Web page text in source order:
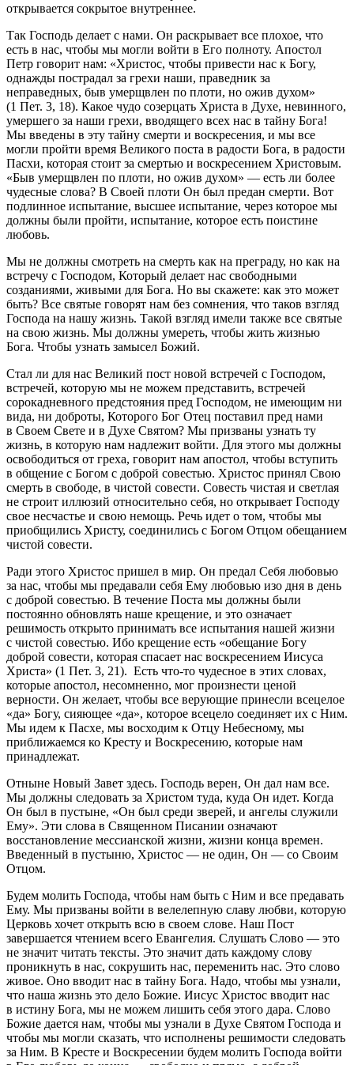
открывается сокрытое внутреннее.
Так Господь делает с нами. Он раскрывает все плохое, что
есть в нас, чтобы мы могли войти в Его полноту. Апостол
Петр говорит нам: «Христос, чтобы привести нас к Богу,
однажды пострадал за грехи наши, праведник за
неправедных, быв умерщвлен по плоти, но ожив духом»
(1 Пет. 3, 18). Какое чудо созерцать Христа в Духе, невинного,
умершего за наши грехи, вводящего всех нас в тайну Бога!
Мы введены в эту тайну смерти и воскресения, и мы все
могли пройти время Великого поста в радости Бога, в радости
Пасхи, которая стоит за смертью и воскресением Христовым.
«Быв умерщвлен по плоти, но ожив духом» — есть ли более
чудесные слова? В Своей плоти Он был предан смерти. Вот
подлинное испытание, высшее испытание, через которое мы
должны были пройти, испытание, которое есть поистине
любовь.
Мы не должны смотреть на смерть как на преграду, но как на
встречу с Господом, Который делает нас свободными
созданиями, живыми для Бога. Но вы скажете: как это может
быть? Все святые говорят нам без сомнения, что таков взгляд
Господа на нашу жизнь. Такой взгляд имели также все святые
на свою жизнь. Мы должны умереть, чтобы жить жизнью
Бога. Чтобы узнать замысел Божий.
Стал ли для нас Великий пост новой встречей с Господом,
встречей, которую мы не можем представить, встречей
сорокадневного предстояния пред Господом, не имеющим ни
вида, ни доброты, Которого Бог Отец поставил пред нами
в Своем Свете и в Духе Святом? Мы призваны узнать ту
жизнь, в которую нам надлежит войти. Для этого мы должны
освободиться от греха, говорит нам апостол, чтобы вступить
в общение с Богом с доброй совестью. Христос принял Свою
смерть в свободе, в чистой совести. Совесть чистая и светлая
не строит иллюзий относительно себя, но открывает Господу
свое несчастье и свою немощь. Речь идет о том, чтобы мы
приобщились Христу, соединились с Богом Отцом обещанием
чистой совести.
Ради этого Христос пришел в мир. Он предал Себя любовью
за нас, чтобы мы предавали себя Ему любовью изо дня в день
с доброй совестью. В течение Поста мы должны были
постоянно обновлять наше крещение, и это означает
решимость открыто принимать все испытания нашей жизни
с чистой совестью. Ибо крещение есть «обещание Богу
доброй совести, которая спасает нас воскресением Иисуса
Христа» (1 Пет. 3, 21). Есть что-то чудесное в этих словах,
которые апостол, несомненно, мог произнести ценой
верности. Он желает, чтобы все верующие принесли всецелое
«да» Богу, сияющее «да», которое всецело соединяет их с Ним.
Мы идем к Пасхе, мы восходим к Отцу Небесному, мы
приближаемся ко Кресту и Воскресению, которые нам
принадлежат.
Отныне Новый Завет здесь. Господь верен, Он дал нам все.
Мы должны следовать за Христом туда, куда Он идет. Когда
Он был в пустыне, «Он был среди зверей, и ангелы служили
Ему». Эти слова в Священном Писании означают
восстановление мессианской жизни, жизни конца времен.
Введенный в пустыню, Христос — не один, Он — со Своим
Отцом.
Будем молить Господа, чтобы нам быть с Ним и все предавать
Ему. Мы призваны войти в велелепную славу любви, которую
Церковь хочет открыть всю в своем слове. Наш Пост
завершается чтением всего Евангелия. Слушать Слово — это
не значит читать тексты. Это значит дать каждому слову
проникнуть в нас, сокрушить нас, переменить нас. Это слово
живое. Оно вводит нас в тайну Бога. Надо, чтобы мы узнали,
что наша жизнь это дело Божие. Иисус Христос вводит нас
в истину Бога, мы не можем лишить себя этого дара. Слово
Божие дается нам, чтобы мы узнали в Духе Святом Господа и
чтобы мы могли сказать, что исполнены решимости следовать
за Ним. В Кресте и Воскресении будем молить Господа войти